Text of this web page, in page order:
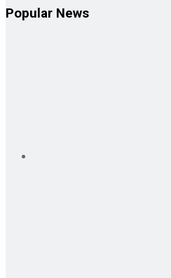
Popular News